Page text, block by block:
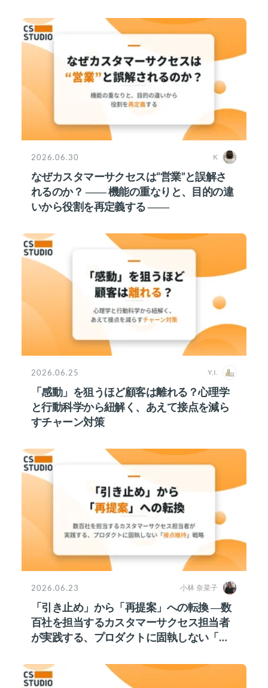
2026.06.30 K
なぜカスタマーサクセスは“営業”と誤解さ
れるのか？ ―― 機能の重なりと、目的の違
いから役割を再定義する ――
2026.06.25 Y.I.
「感動」を狙うほど顧客は離れる？心理学
と行動科学から紐解く、あえて接点を減ら
すチャーン対策
2026.06.23 小林 奈菜子
「引き止め」から「再提案」への転換 ―数
百社を担当するカスタマーサクセス担当者
が実践する、プロダクトに固執しない「接